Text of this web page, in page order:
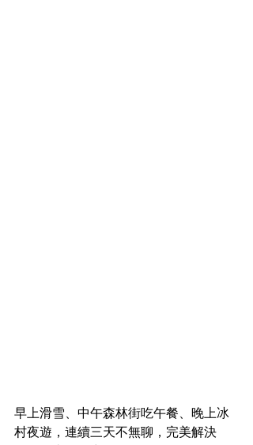
早上滑雪、中午森林街吃午餐、晚上冰
村夜遊，連續三天不無聊，完美解決